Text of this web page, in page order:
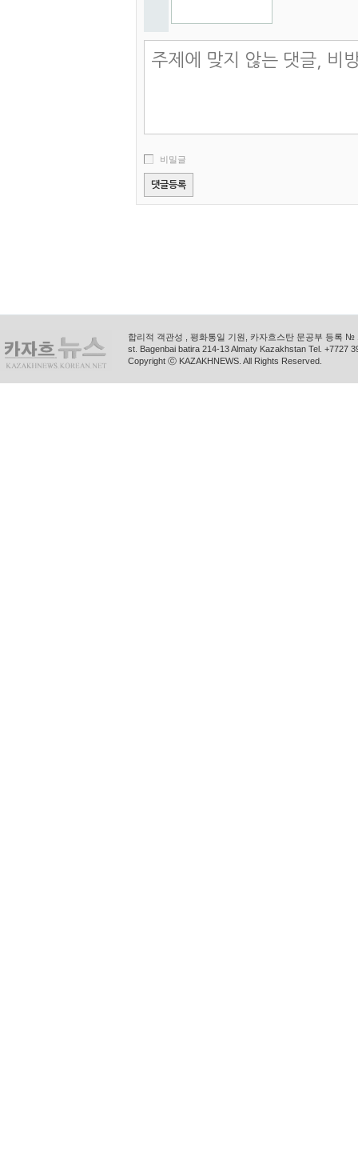
비밀글
합리적 객관성 , 평화통일 기원, 카자흐스탄 문공부 등록
st. Bagenbai batira 214-13 Almaty Kazakhstan Tel. +7727
Copyright ⓒ KAZAKHNEWS. All Rights Reserved.